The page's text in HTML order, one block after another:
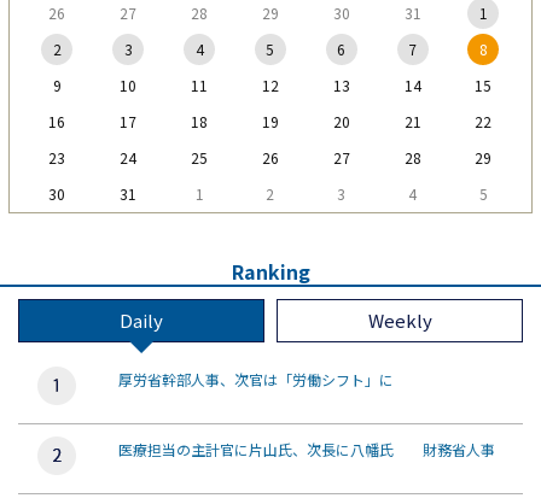
26 27 28 29 30 31
1
2
3 4 5 6 7
8
9
10 11 12 13 14
15
16
17 18 19 20 21
22
23
24 25 26 27 28
29
30
31 1 2 3 4 5
Ranking
Daily Weekly
厚労省幹部人事、次官は「労働シフト」に
医療担当の主計官に片山氏、次長に八幡氏 財務省人事